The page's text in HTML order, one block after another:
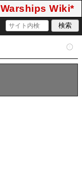
Wiki*